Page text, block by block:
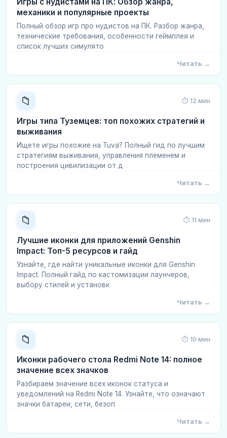
механики и популярные проекты
Полный обзор игр про нудистов на ПК. Разбор жанра,
технические требования, особенности геймплея и
список лучших симулято
Читать →
📁 ⏱ 12 мин
Игры типа Туземцев: топ похожих стратегий и
выживания
Ищете игры похожие на Tuva? Полный гид по лучшим
стратегиям выживания, управления племенем и
построения цивилизации от д
Читать →
📁 ⏱ 11 мин
Лучшие иконки для приложений Genshin
Impact: Топ-5 ресурсов и гайд
Узнайте, где найти уникальные иконки для Genshin
Impact. Полный гайд по кастомизации лаунчеров,
выбору стилей и установк
Читать →
📁 ⏱ 10 мин
Иконки рабочего стола Redmi Note 14: полное
значение всех значков
Разбираем значение всех иконок статуса и
уведомлений на Redmi Note 14. Узнайте, что означают
значки батареи, сети, безоп
Читать →